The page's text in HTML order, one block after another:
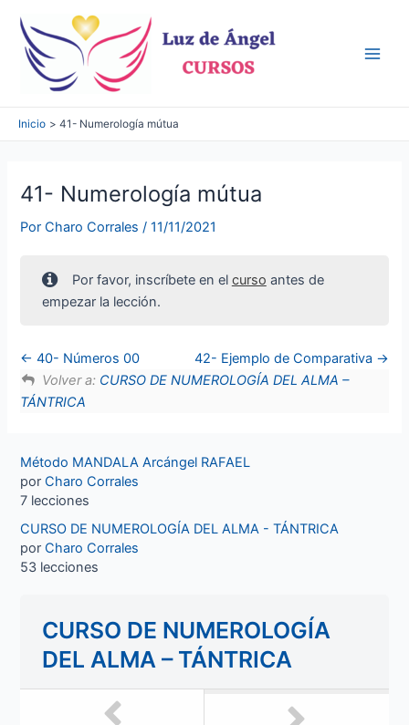
contenido
Inicio 41- Numerología mútua
41- Numerología mútua
PorCharo Corrales/11/11/2021
Por favor, inscríbete en el curso antes de
empezar la lección.
40- Números 00
42- Ejemplo de Comparativa
Volver a: CURSO DE NUMEROLOGÍA DEL ALMA –
TÁNTRICA
Método MANDALA Arcángel RAFAEL
porCharo Corrales
7 lecciones
CURSO DE NUMEROLOGÍA DEL ALMA - TÁNTRICA
porCharo Corrales
53 lecciones
CURSO DE NUMEROLOGÍA
DEL ALMA – TÁNTRICA